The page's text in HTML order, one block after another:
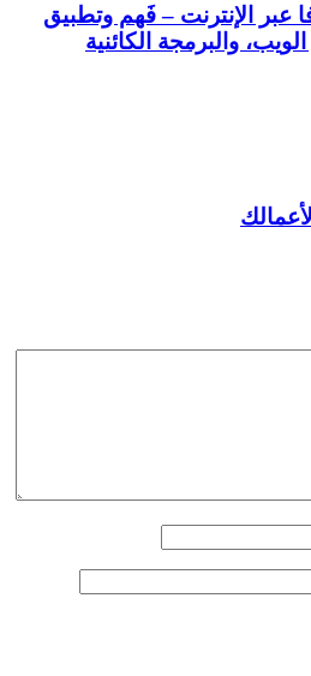
الإنترنت – فَهم وتطبيق
والبرمجة الكائنية